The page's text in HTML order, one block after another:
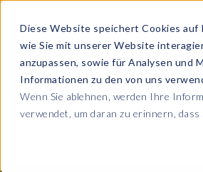
Diese Website speichert Cookies auf
wie Sie mit unserer Website
anzupassen, sowie für Analysen und
Informationen zu den von uns
Wenn Sie ablehnen, werden Ihre
verwendet, um daran zu erinnern,